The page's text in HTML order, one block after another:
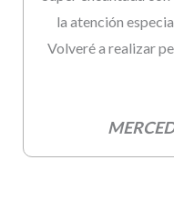
la atención
Volveré a realizar